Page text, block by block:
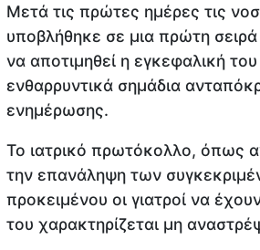
Μετά τις πρώτες ημέρες τις
υποβλήθηκε σε μια πρώτη
να αποτιμηθεί η εγκεφαλική
ενθαρρυντικά σημάδια
ενημέρωσης.
Το ιατρικό πρωτόκολλο, όπως
την επανάληψη των
προκειμένου οι γιατροί να
του χαρακτηρίζεται μη